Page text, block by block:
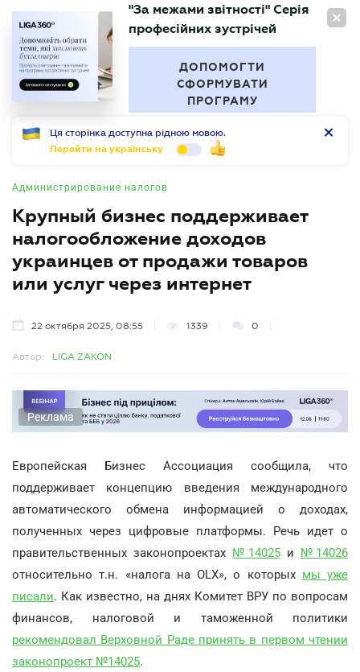
RU
БУХГАЛТЕР
"За межами звітності" Серія
професійних зустрічей
ДОПОМОГТИ
СФОРМУВАТИ
ПРОГРАМУ
Ця сторінка доступна рідною мовою.
Перейти на українську
Администрирование налогов
Крупный бизнес поддерживает
налогообложение доходов
украинцев от продажи товаров
или услуг через интернет
22 октября 2025, 08:55 1339 0
Автор: LIGA ZAKON
Реклама
Европейская Бизнес Ассоциация сообщила, что
поддерживает концепцию введения международного
автоматического обмена информацией о доходах,
полученных через цифровые платформы. Речь идет о
правительственных законопроектах №14025и №14026
относительно т.н. «налога на OLX», о которых мы уже
писали. Как известно, на днях Комитет ВРУ по вопросам
финансов, налоговой и таможенной политики
рекомендовал Верховной Раде принять в первом чтении
законопроект №14025.